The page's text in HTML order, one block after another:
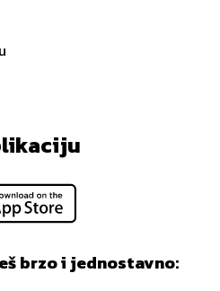
brzo i jednostavno: